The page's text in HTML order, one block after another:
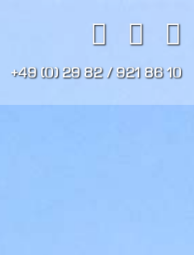
+49 (0) 29 82 / 921 86 10